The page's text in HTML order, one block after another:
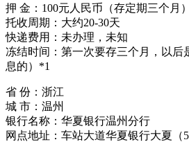
押 金：100元人民币（存定期三个月）
托收周期：大约20-30天
快递费用：未办理，未知
冻结时间：第一次要存三个月，以后
息的）*1
省 份：浙江
城 市：温州
银行名称：华夏银行温州分行
网点地址：车站大道华夏银行大夏（